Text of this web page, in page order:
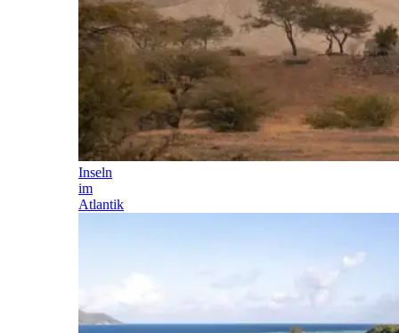
Inseln
im
Atlantik